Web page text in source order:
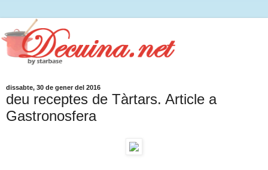
dissabte, 30 de gener del 2016
deu receptes de Tàrtars. Article a
Gastronosfera